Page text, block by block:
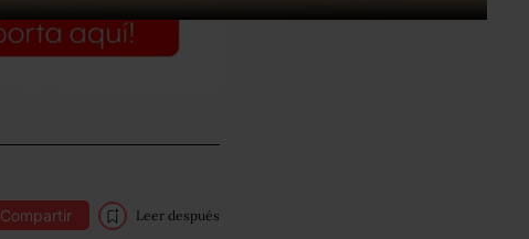
Compartir Leer después